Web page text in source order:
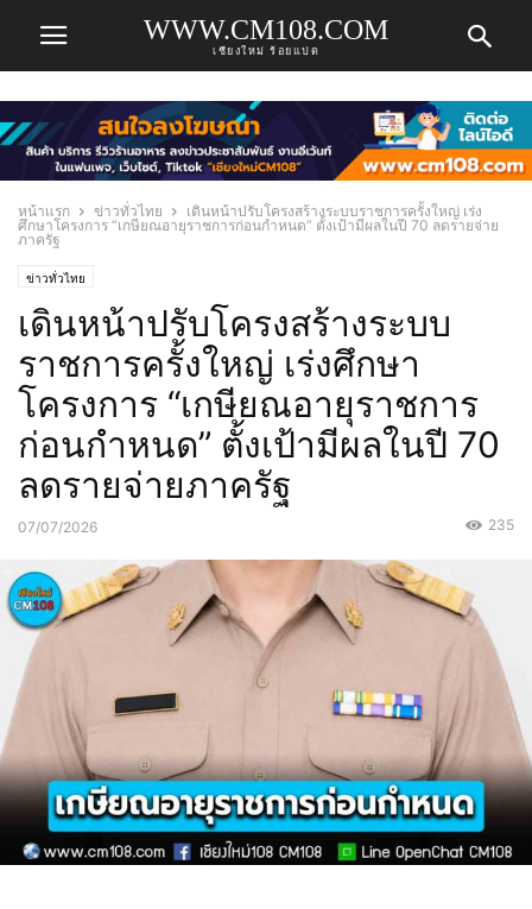
WWW.CM108.COM
เชียงใหม่ ร้อยแปด
หน้าแรก ข่าวทั่วไทย
เดินหน้าปรับโครงสร้างระบบราชการครั้งใหญ่ เร่ง
ศึกษาโครงการ “เกษียณอายุราชการก่อนกำหนด” ตั้งเป้ามีผลในปี 70 ลดรายจ่าย
ภาครัฐ
ข่าวทั่วไทย
เดินหน้าปรับโครงสร้างระบบ
ราชการครั้งใหญ่ เร่งศึกษา
โครงการ “เกษียณอายุราชการ
ก่อนกำหนด” ตั้งเป้ามีผลในปี 70
ลดรายจ่ายภาครัฐ
07/07/2026 235